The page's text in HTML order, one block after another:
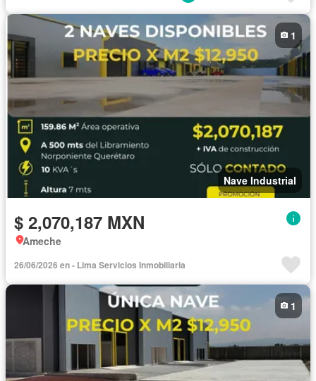
Nave Industrial
1
$ 2,070,187 MXN
Ameche
26/06/2026 en - Lima Servicios Inmobiliaria
1